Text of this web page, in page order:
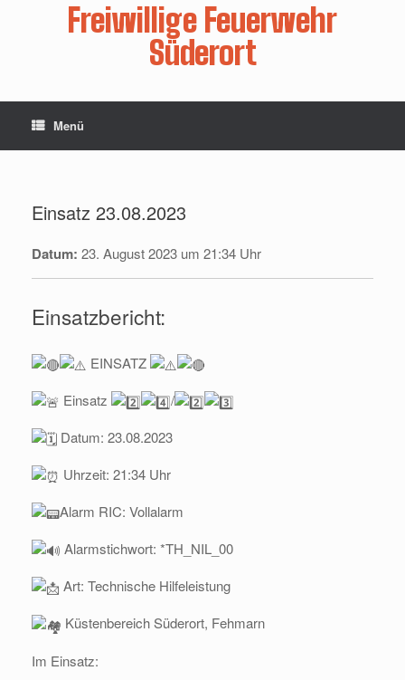
Freiwillige Feuerwehr
Süderort
Menü
Einsatz 23.08.2023
Datum: 23. August 2023 um 21:34 Uhr
Einsatzbericht:
EINSATZ
Einsatz
/
Datum: 23.08.2023
Uhrzeit: 21:34 Uhr
Alarm RIC: Vollalarm
Alarmstichwort: *TH_NIL_00
Art: Technische Hilfeleistung
Küstenbereich Süderort, Fehmarn
Im Einsatz: